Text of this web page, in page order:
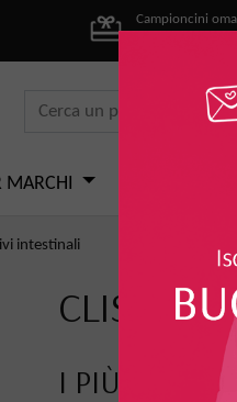
Campioncini
MARCHI
intestinali
CLISMI E
I PIÙ